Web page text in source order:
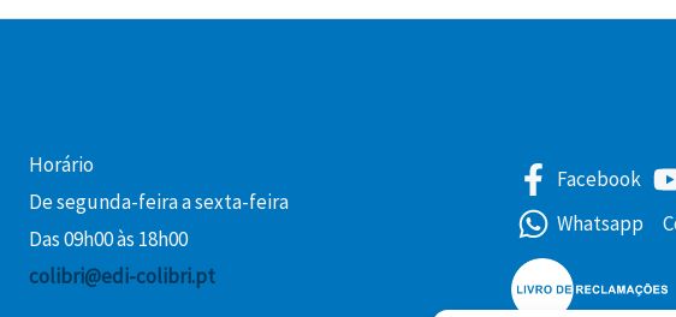
Horário
De segunda-feira a sexta-feira
Das 09h00 às 18h00
colibri@edi-colibri.pt
Facebook
Whatsapp